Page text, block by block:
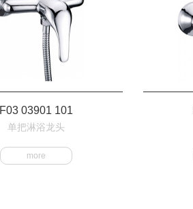
F03 03901 101
单把淋浴龙头
more